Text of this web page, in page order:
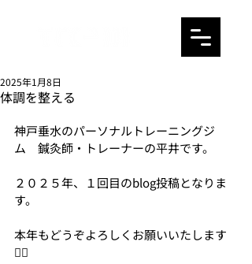
体調を整える
2025年1月8日
神戸垂水のパーソナルトレーニングジ
ム　鍼灸師・トレーナーの平井です。
２０２５年、１回目のblog投稿となりま
す。
本年もどうぞよろしくお願いいたします
🙇‍♀️